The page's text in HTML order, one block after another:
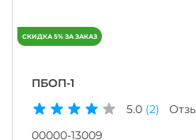
ПБОП-1
5.0 (2)
00000-13009